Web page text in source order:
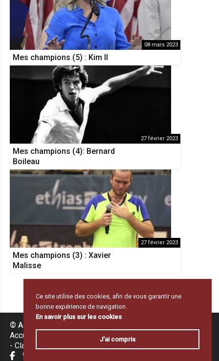
08 mars 2023
Mes champions (5) : Kim II
27 février 2023
Mes champions (4): Bernard
Boileau
27 février 2023
Mes champions (3) : Xavier
Malisse
© Amortie & Lob 2026
Accueil
Résultats & programme
Classements des Belges
À propos
Ce site utilise des cookies, afin de vous garantir une
bonne expérience de navigation.
En savoir plus sur les cookies
J'ai compris